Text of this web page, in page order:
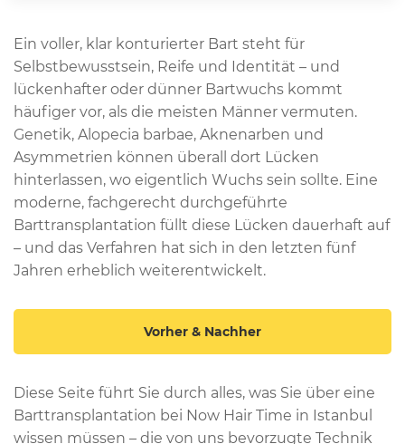
Ein voller, klar konturierter Bart steht für
Selbstbewusstsein, Reife und Identität – und
lückenhafter oder dünner Bartwuchs kommt
häufiger vor, als die meisten Männer vermuten.
Genetik, Alopecia barbae, Aknenarben und
Asymmetrien können überall dort Lücken
hinterlassen, wo eigentlich Wuchs sein sollte. Eine
moderne, fachgerecht durchgeführte
Barttransplantation füllt diese Lücken dauerhaft auf
– und das Verfahren hat sich in den letzten fünf
Jahren erheblich weiterentwickelt.
Vorher & Nachher
Diese Seite führt Sie durch alles, was Sie über eine
Barttransplantation bei Now Hair Time in Istanbul
wissen müssen – die von uns bevorzugte Technik